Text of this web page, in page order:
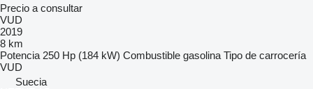
Precio a consultar
VUD
2019
8 km
Potencia 250 Hp (184 kW) Combustible gasolina Tipo de carrocería
VUD
Suecia